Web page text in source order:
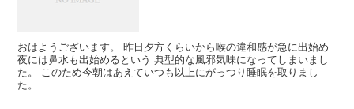
おはようございます。 昨日夕方くらいから喉の違和感が急に出始め
夜には鼻水も出始めるという 典型的な風邪気味になってしまいまし
た。 このため今朝はあえていつも以上にがっつり睡眠を取りまし
た。...